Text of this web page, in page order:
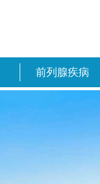
前列腺疾病